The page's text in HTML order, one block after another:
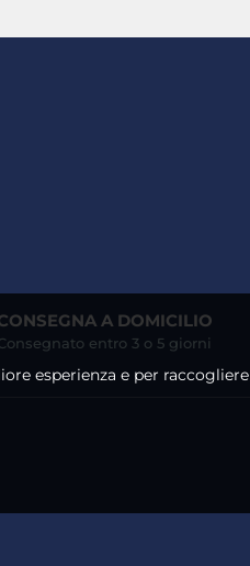
A DOMICILIO
entro 3 o 5 giorni
esperienza e per raccogliere